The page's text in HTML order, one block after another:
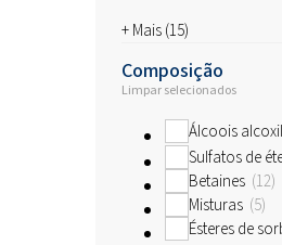
+ Mais (15)
Composição
Limpar selecionados
Álcoois
Sulfatos de
Betaines 12
Misturas 5
Ésteres de